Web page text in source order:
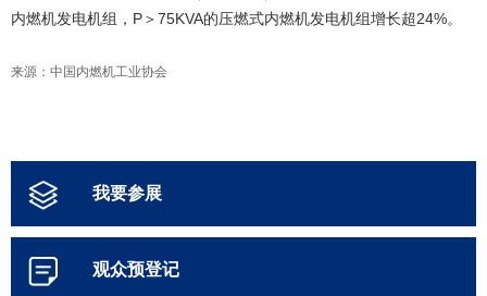
内燃机发电机组，P＞75KVA的压燃式内燃机发电机组增长超24%。
来源：中国内燃机工业协会
我要参展
观众预登记